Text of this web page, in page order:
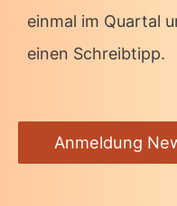
einmal im Quartal
einen Schreibtipp.
Anmeldung